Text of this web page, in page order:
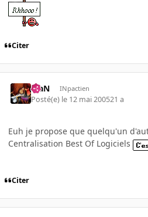
Citer
KiaN INpactien
Posté(e) le 12 mai 200521 a
Euh je propose que quelqu'un
Centralisation Best Of Logiciels
Citer